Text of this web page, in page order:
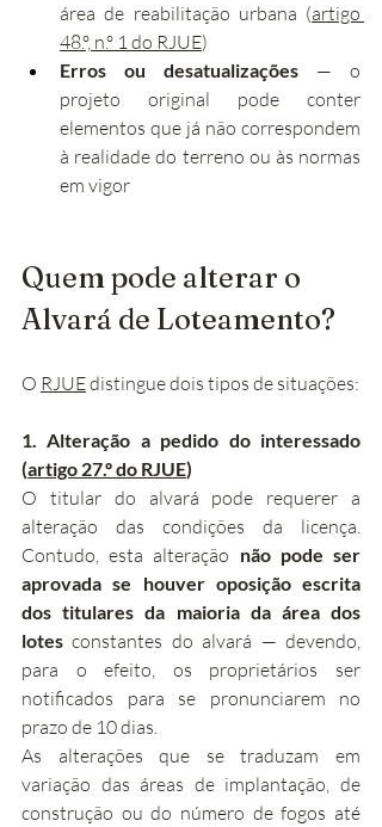
área de reabilitação urbana (artigo
48.º, n.º 1 do RJUE)
Erros ou desatualizações — o
projeto original pode conter
elementos que já não correspondem
à realidade do terreno ou às normas
em vigor
Quem pode alterar o
Alvará de Loteamento?
O RJUE distingue dois tipos de situações:
1. Alteração a pedido do interessado
(artigo 27.º do RJUE)
O titular do alvará pode requerer a
alteração das condições da licença.
Contudo, esta alteração não pode ser
aprovada se houver oposição escrita
dos titulares da maioria da área dos
lotes constantes do alvará — devendo,
para o efeito, os proprietários ser
notificados para se pronunciarem no
prazo de 10 dias.
As alterações que se traduzam em
variação das áreas de implantação, de
construção ou do número de fogos até